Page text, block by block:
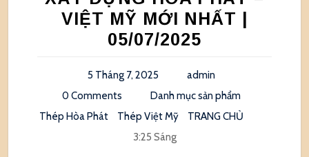
VIỆT MỸ MỚI NHẤT |
05/07/2025
5 Tháng 7, 2025
admin
0 Comments
Danh mục sản phẩm
Thép Hòa Phát
Thép Việt Mỹ
TRANG CHỦ
3:25 Sáng